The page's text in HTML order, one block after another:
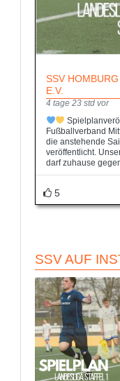
SSV
E.V.
4 tage 23 std vor
Fußballverband
die anstehende
veröffentlicht.
darf zuhause
5
SSV AUF